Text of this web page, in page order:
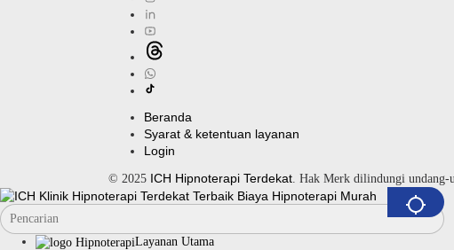
Beranda
Syarat & ketentuan layanan
Login
© 2025 ICH Hipnoterapi Terdekat . Hak Merk dilindungi undang-
Layanan Utama